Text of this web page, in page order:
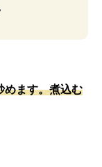
めます。煮込む